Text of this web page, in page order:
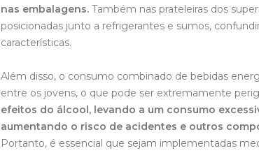
nas embalagens. Também nas prateleiras dos
posicionadas junto a refrigerantes e sumos,
características.
Além disso, o consumo combinado de bebidas
entre os jovens, o que pode ser extremamente
efeitos do álcool, levando a um consumo
aumentando o risco de acidentes e outros
Portanto, é essencial que sejam implementadas